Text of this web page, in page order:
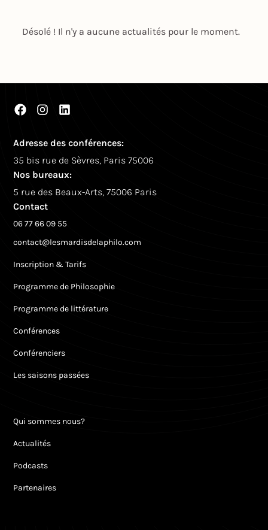
Désolé ! Il n'y a aucune actualités pour le moment.
Adresse des conférences:
35 bis rue de Sèvres, Paris 75006
Nos bureaux:
5 rue des Beaux-Arts, 75006 Paris
Contact
06 77 66 09 55
contact@lesmardisdelaphilo.com
Inscription & Tarifs
Programme de Philosophie
Programme de littérature
Conférences
Conférenciers
Les saisons passées
Qui sommes nous?
Actualités
Podcasts
Partenaires